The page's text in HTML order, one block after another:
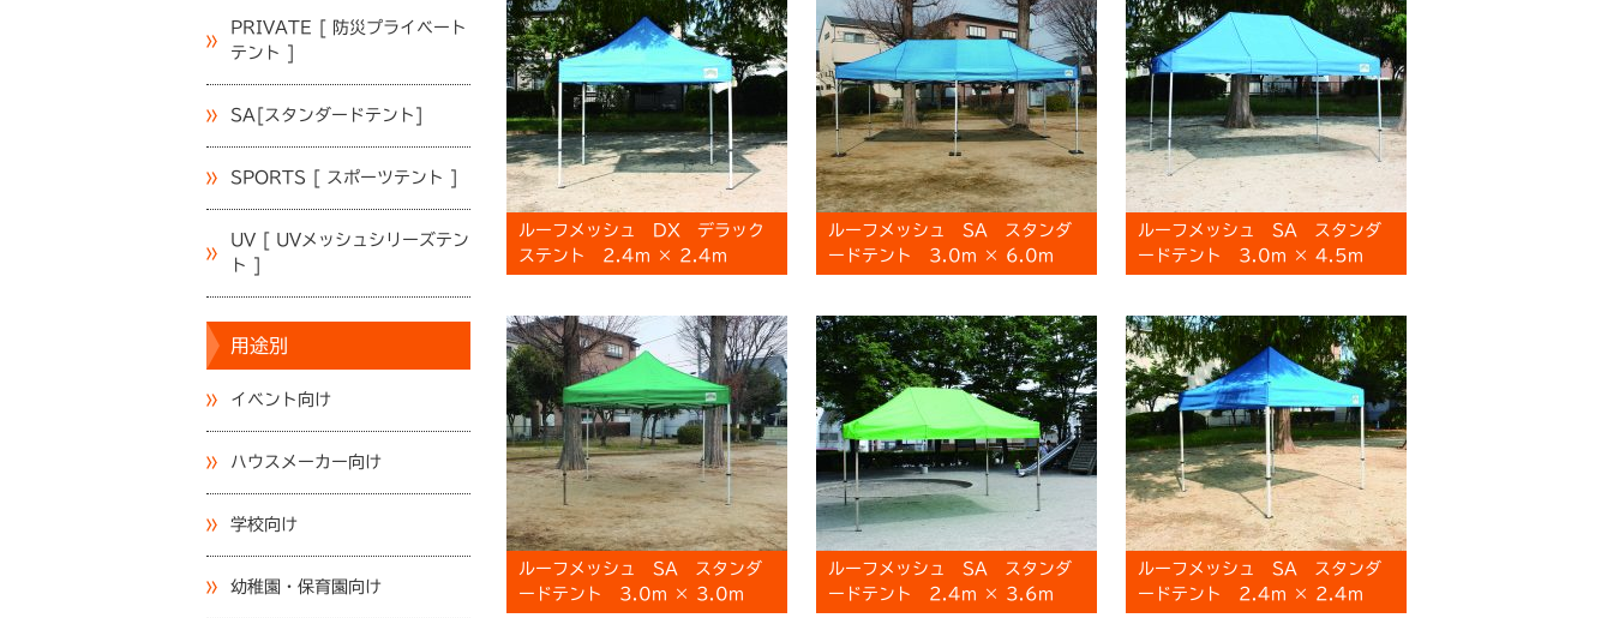
PRIVATE [ 防災プライベート
テント ]
SA[スタンダードテント]
SPORTS [ スポーツテント ]
UV [ UVメッシュシリーズテン
ト ]
用途別
イベント向け
ハウスメーカー向け
学校向け
幼稚園・保育園向け
ルーフメッシュ DX デラック
ステント 2.4m × 2.4m
ルーフメッシュ SA スタンダ
ードテント 3.0m × 6.0m
ルーフメッシュ SA スタンダ
ードテント 3.0m × 4.5m
ルーフメッシュ SA スタンダ
ードテント 3.0m × 3.0m
ルーフメッシュ SA スタンダ
ードテント 2.4m × 3.6m
ルーフメッシュ SA スタンダ
ードテント 2.4m × 2.4m